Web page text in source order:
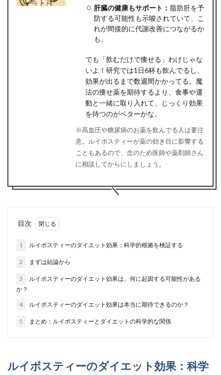
肝臓の健康もサポート： 脂肪肝を予
防する可能性も示唆されていて、こ
れが間接的に代謝改善につながるか
も。
でも「飲むだけで痩せる」わけじゃな
いよ！研究では1日6杯も飲んでるし、
効果が出るまで数週間かかってる。魔
法の痩せ薬を期待するより、食事や運
動と一緒に取り入れて、じっくり効果
を待つのがベターかな。
※高血圧や糖尿病のお薬を飲んでる人は要注
意。ルイボスティーが薬の効き目に影響する
こともあるので、念のため医師や薬剤師さん
に相談してからにしましょう。
目次
1 ルイボスティーのダイエット効果：科学的根拠を検証する
2 まずは結論から
3
ルイボスティーのダイエット効果は、何に起因する可能性がある
か？
4 ルイボスティーのダイエット効果は本当に期待できるのか？
5 まとめ：ルイボスティーとダイエットの科学的な関係
ルイボスティーのダイエット効果：科学